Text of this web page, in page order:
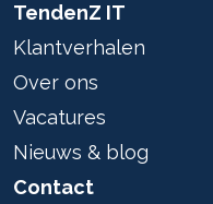
TendenZ IT
Klantverhalen
Over ons
Vacatures
Nieuws & blog
Contact